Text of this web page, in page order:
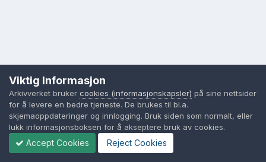
Viktig Informasjon
Arkivverket bruker cookies (informasjonskapsler) på sine nettsider
for å levere en bedre tjeneste. De brukes til bl.a.
skjemaoppdateringer og innlogging. Bruk siden som normalt, eller
lukk informasjonsboksen for å akseptere bruk av cookies.
Accept Cookies Reject Cookies